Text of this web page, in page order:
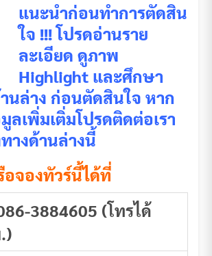
แนะนำก่อนทำการตัดสิน
ใจ !!! โปรดอ่านราย
ละเอียด ดูภาพ
Highlight และศึกษา
นล่าง ก่อนตัดสินใจ หาก
ลเพิ่มเติ่มโปรดติดต่อเรา
างด้านล่างนี้
จองทัวร์นี้ได้ที่
3884605 (โทรได้